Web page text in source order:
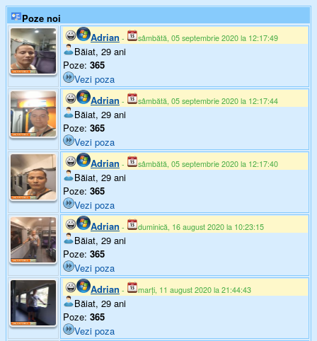
Poze noi
Adrian - sâmbătă, 05 septembrie 2020 la 12:17:49
Băiat, 29 ani
Poze: 365
Vezi poza
Adrian - sâmbătă, 05 septembrie 2020 la 12:17:44
Băiat, 29 ani
Poze: 365
Vezi poza
Adrian - sâmbătă, 05 septembrie 2020 la 12:17:40
Băiat, 29 ani
Poze: 365
Vezi poza
Adrian - duminică, 16 august 2020 la 10:23:15
Băiat, 29 ani
Poze: 365
Vezi poza
Adrian - marți, 11 august 2020 la 21:44:43
Băiat, 29 ani
Poze: 365
Vezi poza